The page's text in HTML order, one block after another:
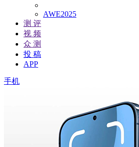
AWE2025
测 评
视 频
众 测
投 稿
APP
手机